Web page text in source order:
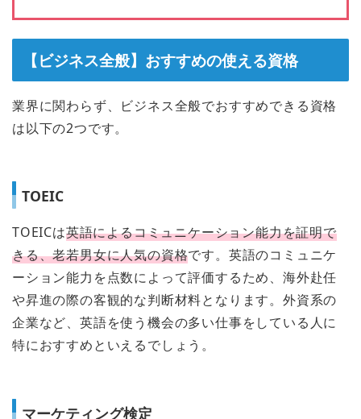
【ビジネス全般】おすすめの使える資格
業界に関わらず、ビジネス全般でおすすめできる資格
は以下の2つです。
TOEIC
TOEICは英語によるコミュニケーション能力を証明で
きる、老若男女に人気の資格です。英語のコミュニケ
ーション能力を点数によって評価するため、海外赴任
や昇進の際の客観的な判断材料となります。外資系の
企業など、英語を使う機会の多い仕事をしている人に
特におすすめといえるでしょう。
マーケティング検定